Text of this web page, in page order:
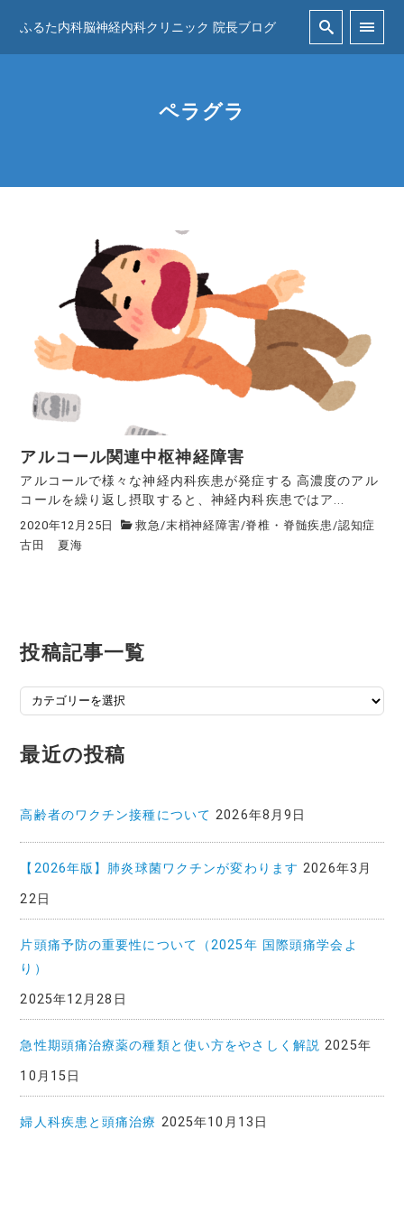
ふるた内科脳神経内科クリニック 院長ブログ
ペラグラ
アルコール関連中枢神経障害
アルコールで様々な神経内科疾患が発症する 高濃度のアル
コールを繰り返し摂取すると、神経内科疾患ではア...
2020年12月25日 救急 /末梢神経障害/脊椎・脊髄疾患 /認知症
古田 夏海
投稿記事一覧
投
記
事
覧
最近の投稿
高齢者のワクチン接種について 2026年8月9日
【2026年版】肺炎球菌ワクチンが変わります 2026年3月
22日
片頭痛予防の重要性について（2025年 国際頭痛学会よ
り）
2025年12月28日
急性期頭痛治療薬の種類と使い方をやさしく解説 2025年
10月15日
婦人科疾患と頭痛治療 2025年10月13日